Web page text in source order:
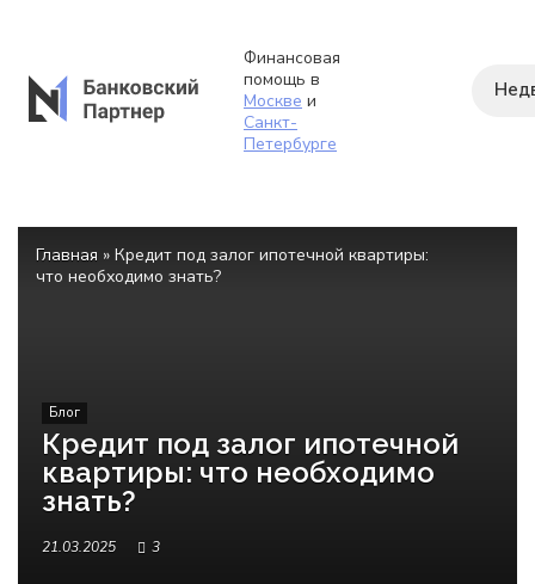
Финансовая
помощь в
Москве и
Санкт-
Петербурге
Главная » Кредит под залог ипотечной квартиры:
что необходимо знать?
Блог
Кредит под залог ипотечной
квартиры: что необходимо
знать?
21.03.2025 3